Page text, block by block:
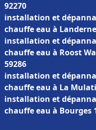
92270
installation et
chauffe eau à
installation et
chauffe eau à Roost
59286
installation et
chauffe eau à La
installation et
chauffe eau à Bourges